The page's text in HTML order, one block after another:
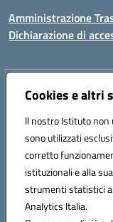
Cookies e altri
Il nostro Istituto
sono utilizzati
corretto
istituzionali e alla
strumenti statistici
Analytics Italia.
Amministrazione
Dichiarazione di
Indirizzo:Via Coniugi
Posta elettronica
Codice fiscale:
Codice meccanografico:
Codice Indice delle
Codice unico di